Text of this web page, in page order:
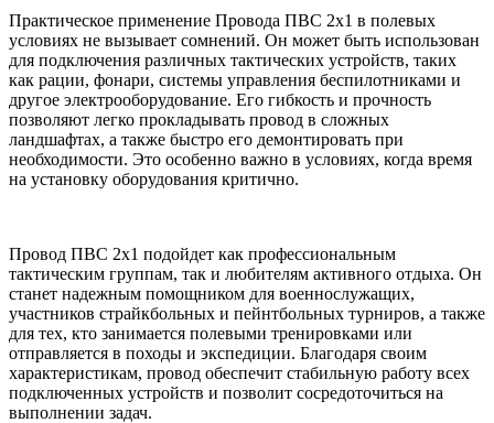
Практическое применение Провода ПВС 2х1 в полевых
условиях не вызывает сомнений. Он может быть использован
для подключения различных тактических устройств, таких
как рации, фонари, системы управления беспилотниками и
другое электрооборудование. Его гибкость и прочность
позволяют легко прокладывать провод в сложных
ландшафтах, а также быстро его демонтировать при
необходимости. Это особенно важно в условиях, когда время
на установку оборудования критично.
Провод ПВС 2х1 подойдет как профессиональным
тактическим группам, так и любителям активного отдыха. Он
станет надежным помощником для военнослужащих,
участников страйкбольных и пейнтбольных турниров, а также
для тех, кто занимается полевыми тренировками или
отправляется в походы и экспедиции. Благодаря своим
характеристикам, провод обеспечит стабильную работу всех
подключенных устройств и позволит сосредоточиться на
выполнении задач.